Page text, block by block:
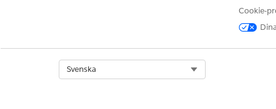
Kör denna åtgärd en eller flera
Cookie-
Svenska